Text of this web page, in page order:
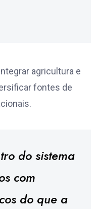
agricultura e
fontes de
do sistema
com
do que a